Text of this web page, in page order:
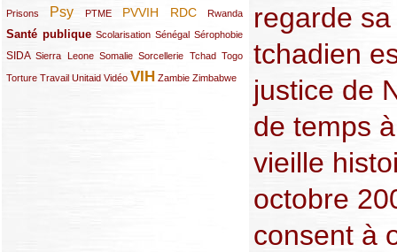
Prisons
(22/289) Psy
(119/289) PTME
(12/289) PVVIH
(111/289) RDC
(104/289) Rwanda
(23/289)
Santé publique
(59/289) Scolarisation
(9/289) Sénégal
(13/289) Sérophobie
(19/289)
SIDA
(29/289)Sierra Leone
(13/289) Somalie
(12/289) Sorcellerie
(19/289) Tchad
(10/289) Togo
(15/289)
Torture
(17/289)Travail
(21/289) Unitaid
(26/289) Vidéo
(23/289) VIH
(154/289) Zambie
(12/289) Zimbabwe
(21/289)
regarde sa
tchadien
justice de
de temps
vieille
octobre
consent à